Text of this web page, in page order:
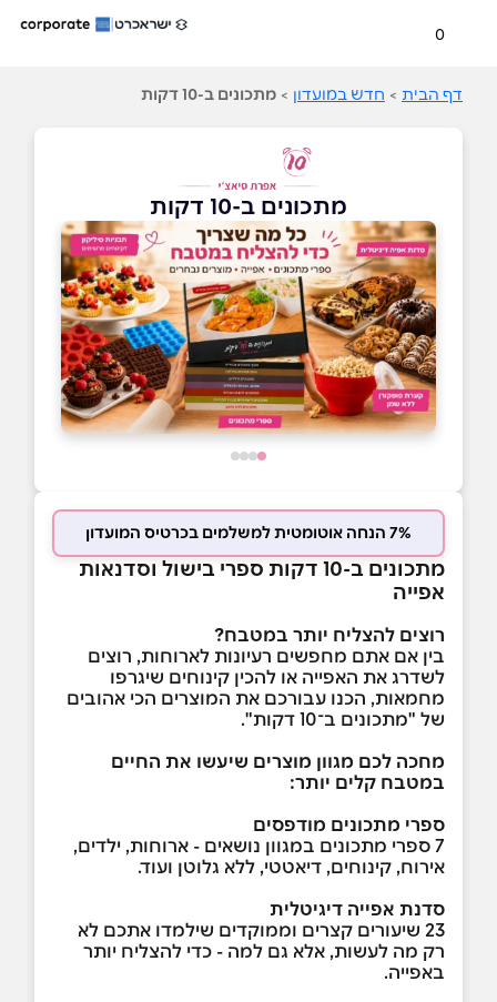
0
דף הבית > חדש במועדון > מתכונים ב-10 דקות
מתכונים ב-10 דקות
7% הנחה אוטומטית למשלמים בכרטיס המועדון
מתכונים ב-10 דקות ספרי בישול וסדנאות
אפייה
רוצים להצליח יותר במטבח?
בין אם אתם מחפשים רעיונות לארוחות, רוצים
לשדרג את האפייה או להכין קינוחים שיגרפו
מחמאות, הכנו עבורכם את המוצרים הכי אהובים
של "מתכונים ב־10 דקות".
מחכה לכם מגוון מוצרים שיעשו את החיים
במטבח קלים יותר:
ספרי מתכונים מודפסים
7 ספרי מתכונים במגוון נושאים - ארוחות, ילדים,
אירוח, קינוחים, דיאטטי, ללא גלוטן ועוד.
סדנת אפייה דיגיטלית
23 שיעורים קצרים וממוקדים שילמדו אתכם לא
רק מה לעשות, אלא גם למה - כדי להצליח יותר
באפייה.